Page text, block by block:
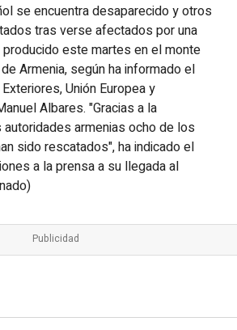
se encuentra desaparecido y otros
tras verse afectados por una
producido este martes en el monte
Armenia, según ha informado el
Unión Europea y
Albares. "Gracias a la
armenias ocho de los
sido rescatados", ha indicado el
a la prensa a su llegada al